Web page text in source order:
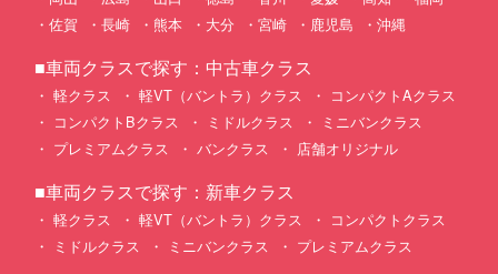
佐賀
長崎 熊本 大分 宮崎 鹿児島 沖縄
■車両クラスで探す：中古車クラス
軽クラス 軽VT（バントラ）クラス
コンパクトAクラス
コンパクトBクラス
ミドルクラス
ミニバンクラス
プレミアムクラス
バンクラス 店舗オリジナル
■車両クラスで探す：新車クラス
軽クラス 軽VT（バントラ）クラス
コンパクトクラス
ミドルクラス
ミニバンクラス プレミアムクラス